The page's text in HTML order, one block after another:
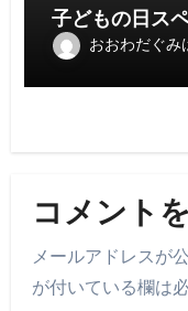
子どもの日ス
おおわだぐみ
コメント
メールアドレスが
が付いている欄は